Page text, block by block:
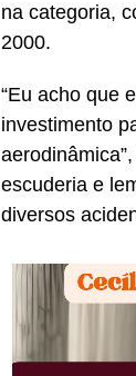
na categoria,
2000.
“Eu acho que
investimento
escuderia e
diversos